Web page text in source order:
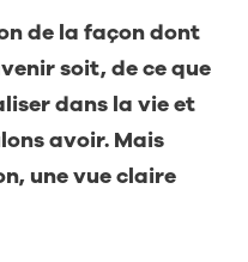
de la façon dont
soit, de ce que
dans la vie et
avoir. Mais
une vue claire